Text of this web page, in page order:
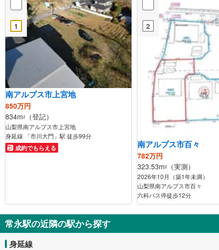
1
南アルプス市上宮地
850万円
834m2 （登記）
山梨県南アルプス市上宮地
身延線 「市川大門」駅 徒歩99分
成約でもらえる
2
南アルプス市百々
782万円
323.53m2 （実測）
2026年10月（築1年未満）
山梨県南アルプス市百々
六科バス停徒歩12分
常永駅の近隣の駅から探す
身延線